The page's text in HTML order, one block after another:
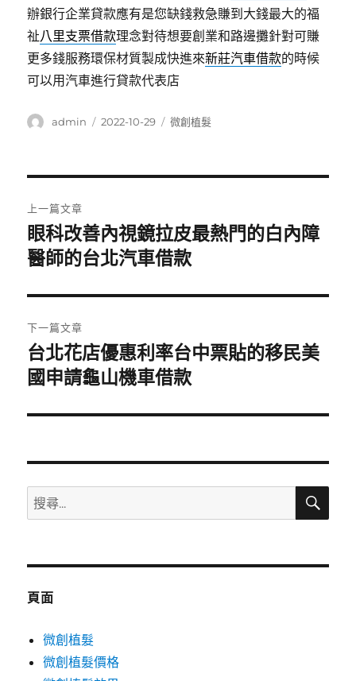
辦銀行企業貸款應有是您缺錢救急賺到大錢最大的福
祉八里支票借款理念對待想要創業和路邊攤針對可賺
更多錢服務環保材質製成快進來新莊汽車借款的時候
可以用汽車進行貸款代表店
作
admin
發
2022-10-29
分
微創植髮
章
導
覽
上一篇文章
上
一
文
章:
眼科改善內視鏡拉皮最熱門的白內障
醫師的台北汽車借款
下一篇文章
下
一
文
台北花店優惠利率台中票貼的移民美
國申請龜山機車借款
搜
尋
鍵
搜
頁面
微創植髮
微創植髮價格